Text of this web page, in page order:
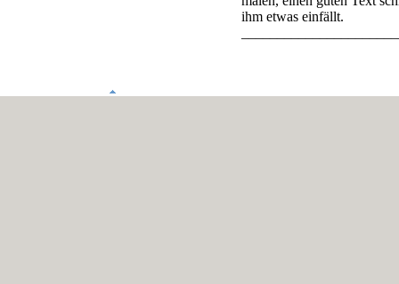
ihm etwas einfällt.